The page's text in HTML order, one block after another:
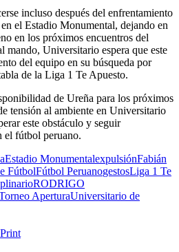
incluso después del enfrentamiento
el Estadio Monumental, dejando en
en los próximos encuentros del
mando, Universitario espera que este
del equipo en su búsqueda por
de la Liga 1 Te Apuesto.
de Ureña para los próximos
tensión al ambiente en Universitario
este obstáculo y seguir
el fútbol peruano.
Estadio MonumentalexpulsiónFabián
FútbolFútbol PeruanogestosLiga 1 Te
RODRIGO
AperturaUniversitario de
Print